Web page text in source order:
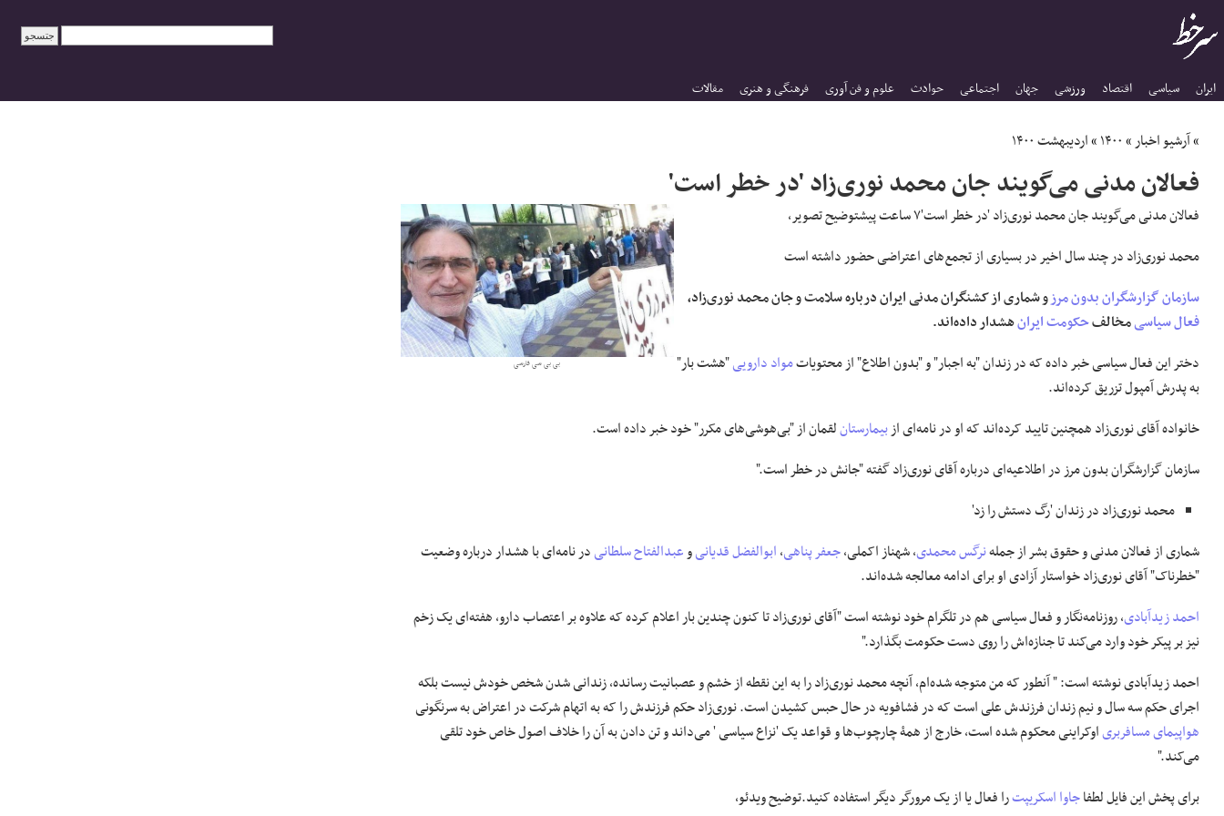
ایران سیاسی اقتصاد ورزشی جهان اجتماعی حوادث علوم و فن آوری فرهنگی و هنری مقالات
»آرشیو اخبار»۱۴۰۰»اردیبهشت ۱۴۰۰
فعالان مدنی می‌گویند جان محمد نوری‌زاد 'در خطر است'
بی بی سی فارسی
فعالان مدنی می‌گویند جان محمد نوری‌زاد 'در خطر است'۷ ساعت پیش
توضیح تصویر،
محمد نوری‌زاد در چند سال اخیر در بسیاری از تجمع‌های اعتراضی حضور داشته است
سازمان گزارشگران بدون مرزو شماری از کشنگران مدنی ایران درباره سلامت و جان محمد نوری‌زاد،
فعال سیاسیمخالفحکومت ایرانهشدار داده‌اند.
دختر این فعال سیاسی خبر داده که در زندان "به اجبار" و "بدون اطلاع" از محتویاتمواد دارویی"هشت بار"
به پدرش آمپول تزریق کرده‌اند.
خانواده آقای نوری‌زاد همچنین تایید کرده‌اند که او در نامه‌ای ازبیمارستانلقمان از "بی‌هوشی‌های مکرر" خود خبر داده است.
سازمان گزارشگران بدون مرز در اطلاعیه‌ای درباره آقای نوری‌زاد گفته "جانش در خطر است."
محمد نوری‌زاد در زندان 'رگ دستش را زد'
شماری از فعالان مدنی و حقوق بشر از جملهنرگس محمدی، شهناز اکملی،جعفر پناهی،ابوالفضل قدیانیوعبدالفتاح سلطانیدر نامه‌ای با هشدار درباره وضعیت
"خطرناک" آقای نوری‌زاد خواستار آزادی او برای ادامه معالجه شده‌اند.
احمد زیدآبادی، روزنامه‌نگار و فعال سیاسی هم در تلگرام خود نوشته است "آقای نوری‌زاد تا کنون چندین بار اعلام کرده که علاوه بر اعتصاب دارو، هفته‌ای یک زخم
نیز بر پیکر خود وارد می‌کند تا جنازه‌اش را روی دست حکومت بگذارد."
احمد زیدآبادی نوشته است: " آنطور که من متوجه شده‌ام، آنچه محمد نوری‌زاد را به این نقطه از خشم و عصبانیت رسانده، زندانی شدن شخص خودش نیست بلکه
اجرای حکم سه سال و نیم زندان فرزندش علی است که در فشافویه در حال حبس کشیدن است. نوری‌زاد حکم فرزندش را که به اتهام شرکت در اعتراض به سرنگونی
هواپیمای مسافربریاوکراینی محکوم شده است، خارج از همۀ چارچوب‌ها و قواعد یک 'نزاع سیاسی ' می‌داند و تن دادن به آن را خلاف اصول خاص خود تلقی
می‌کند."
برای پخش این فایل لطفاجاوا اسکریپترا فعال یا از یک مرورگر دیگر استفاده کنید.توضیح ویدئو،